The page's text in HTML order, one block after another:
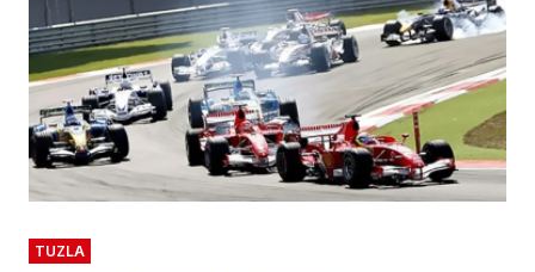
TUZLA